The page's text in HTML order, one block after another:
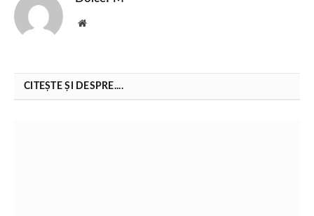
Website
CITEȘTE ȘI DESPRE....